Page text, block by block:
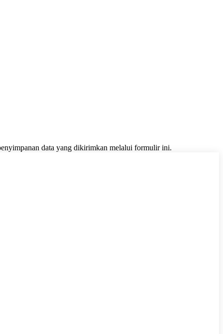
data yang dikirimkan melalui formulir ini.